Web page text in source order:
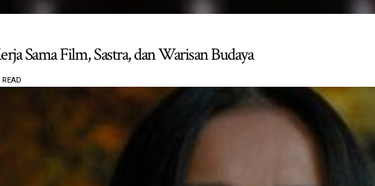
Sama Film, Sastra, dan Warisan Budaya